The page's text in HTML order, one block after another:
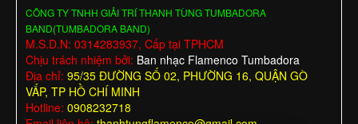
CÔNG TY TNHH GIẢI TRÍ THANH TÙNG TUMBADORA
BAND(TUMBADORA BAND)
M.S.D.N: 0314283937, Cấp tại TPHCM
Chịu trách nhiệm bởi: Ban nhạc Flamenco Tumbadora
Địa chỉ: 95/35 ĐƯỜNG SỐ 02, PHƯỜNG 16, QUẬN GÒ
VẤP, TP HỒ CHÍ MINH
Hotline: 0908232718